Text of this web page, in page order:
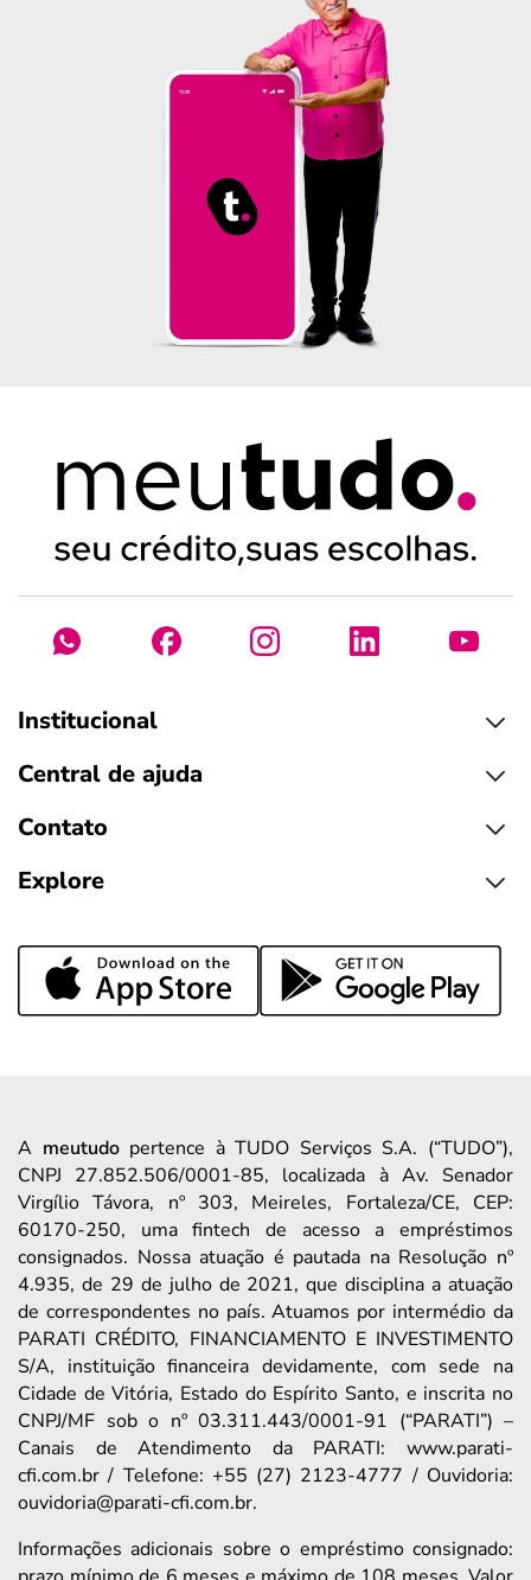
Institucional
Central de ajuda
Contato
Explore
A meutudopertence à TUDO Serviços S.A. (“TUDO”),
CNPJ 27.852.506/0001-85, localizada à Av. Senador
Virgílio Távora, nº 303, Meireles, Fortaleza/CE, CEP:
60170-250, uma fintech de acesso a empréstimos
consignados. Nossa atuação é pautada na Resolução nº
4.935, de 29 de julho de 2021, que disciplina a atuação
de correspondentes no país. Atuamos por intermédio da
PARATI CRÉDITO, FINANCIAMENTO E INVESTIMENTO
S/A, instituição financeira devidamente, com sede na
Cidade de Vitória, Estado do Espírito Santo, e inscrita no
CNPJ/MF sob o nº 03.311.443/0001-91 (“PARATI”) –
Canais de Atendimento da PARATI: www.parati-
cfi.com.br / Telefone: +55 (27) 2123-4777 / Ouvidoria:
ouvidoria@parati-cfi.com.br.
Informações adicionais sobre o empréstimo consignado: